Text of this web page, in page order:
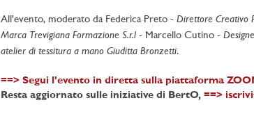
All'evento, moderato da Federica Preto - Direttore Creativo
Marca Trevigiana Formazione S.r.l- Marcello Cutino -
atelier di tessitura a mano Giuditta Bronzetti.
==> Segui l'evento in diretta sulla piattaforma
Resta aggiornato sulle iniziative di BertO, ==>